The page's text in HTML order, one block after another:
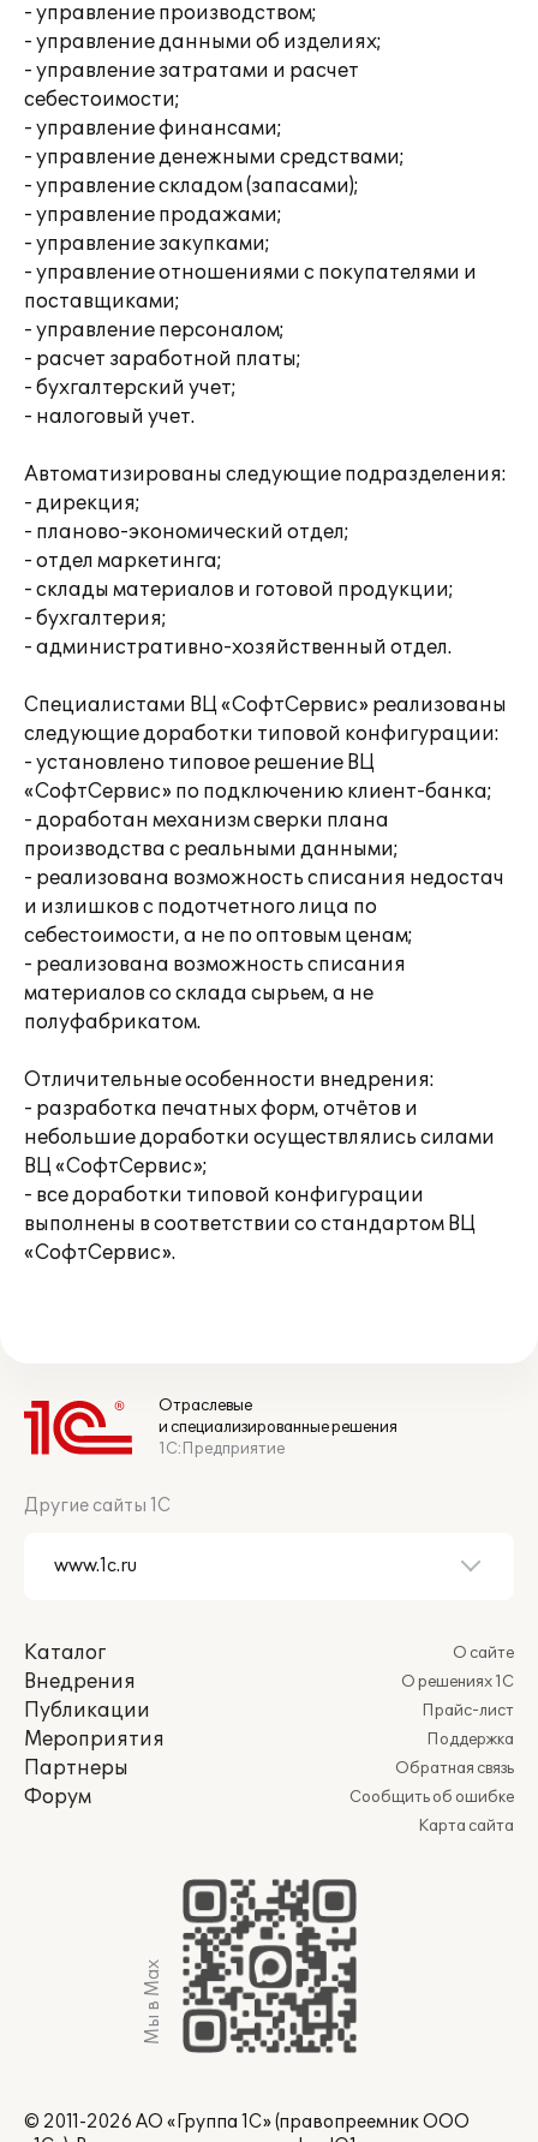
- управление производством;
- управление данными об изделиях;
- управление затратами и расчет
себестоимости;
- управление финансами;
- управление денежными средствами;
- управление складом (запасами);
- управление продажами;
- управление закупками;
- управление отношениями с покупателями и
поставщиками;
- управление персоналом;
- расчет заработной платы;
- бухгалтерский учет;
- налоговый учет.
Автоматизированы следующие подразделения:
- дирекция;
- планово-экономический отдел;
- отдел маркетинга;
- склады материалов и готовой продукции;
- бухгалтерия;
- административно-хозяйственный отдел.
Специалистами ВЦ «СофтСервис» реализованы
следующие доработки типовой конфигурации:
- установлено типовое решение ВЦ
«СофтСервис» по подключению клиент-банка;
- доработан механизм сверки плана
производства с реальными данными;
- реализована возможность списания недостач
и излишков с подотчетного лица по
себестоимости, а не по оптовым ценам;
- реализована возможность списания
материалов со склада сырьем, а не
полуфабрикатом.
Отличительные особенности внедрения:
- разработка печатных форм, отчётов и
небольшие доработки осуществлялись силами
ВЦ «СофтСервис»;
- все доработки типовой конфигурации
выполнены в соответствии со стандартом ВЦ
«СофтСервис».
Отраслевые
и специализированные решения
1С:Предприятие
Другие сайты 1С
Каталог
Внедрения
Публикации
Мероприятия
Партнеры
Форум
О сайте
О решениях 1С
Прайс-лист
Поддержка
Обратная связь
Сообщить об ошибке
Карта сайта
Мы в Max
© 2011-2026 АО «Группа 1С» (правопреемник ООО